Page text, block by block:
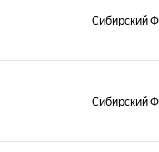
Сибирский
Сибирский